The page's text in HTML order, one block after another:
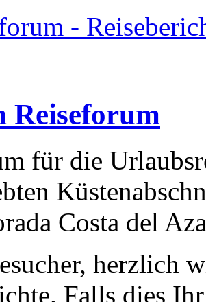
-
Reiseforum
für die
Costa del
herzlich
Falls dies